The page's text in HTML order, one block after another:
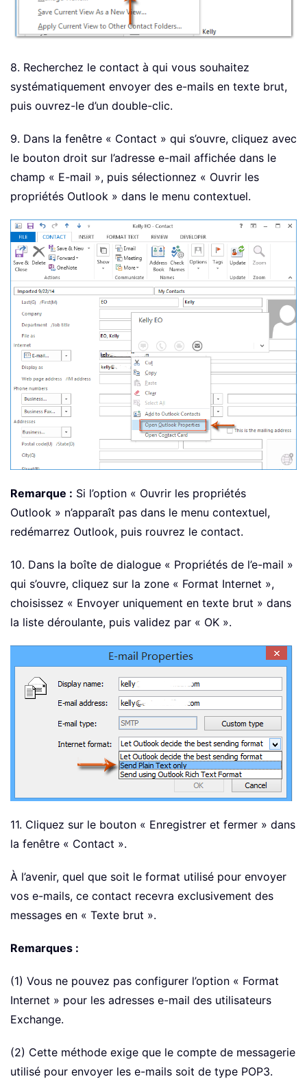
8. Recherchez le contact à qui vous souhaitez
systématiquement envoyer des e-mails en texte brut,
puis ouvrez-le d’un double-clic.
9. Dans la fenêtre « Contact » qui s’ouvre, cliquez avec
le bouton droit sur l’adresse e-mail affichée dans le
champ « E-mail », puis sélectionnez « Ouvrir les
propriétés Outlook » dans le menu contextuel.
Remarque : Si l’option « Ouvrir les propriétés
Outlook » n’apparaît pas dans le menu contextuel,
redémarrez Outlook, puis rouvrez le contact.
10. Dans la boîte de dialogue « Propriétés de l’e-mail »
qui s’ouvre, cliquez sur la zone « Format Internet »,
choisissez « Envoyer uniquement en texte brut » dans
la liste déroulante, puis validez par « OK ».
11. Cliquez sur le bouton « Enregistrer et fermer » dans
la fenêtre « Contact ».
À l’avenir, quel que soit le format utilisé pour envoyer
vos e-mails, ce contact recevra exclusivement des
messages en « Texte brut ».
Remarques :
(1) Vous ne pouvez pas configurer l’option « Format
Internet » pour les adresses e-mail des utilisateurs
Exchange.
(2) Cette méthode exige que le compte de messagerie
utilisé pour envoyer les e-mails soit de type POP3.